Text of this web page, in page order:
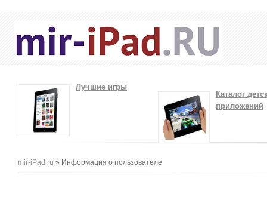
Лучшие игры
Каталог
приложений
Вы здесь
mir-iPad.ru » Информация о пользователе